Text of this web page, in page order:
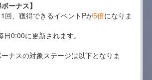
ーナス】
回、獲得できるイベントPが5倍になりま
0:00に更新されます。
ナスの対象ステージは以下となりま